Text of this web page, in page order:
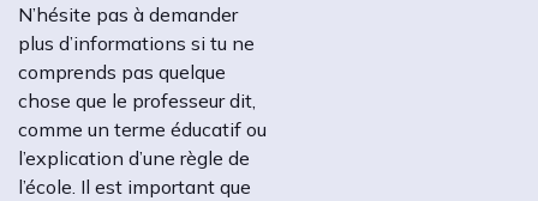
N’hésite pas à demander
plus d’informations si tu ne
comprends pas quelque
chose que le professeur dit,
comme un terme éducatif ou
l’explication d’une règle de
l’école. Il est important que